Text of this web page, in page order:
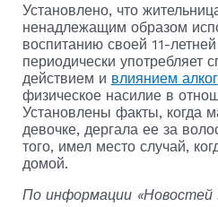
Установлено, что
ненадлежащим образом
воспитанию своей 11-
периодически употребляет
действием и влиянием
физическое насилие в
Установлены факты, когда
девочке, дергала ее за
того, имел место случай,
домой.
По информации «Новостей